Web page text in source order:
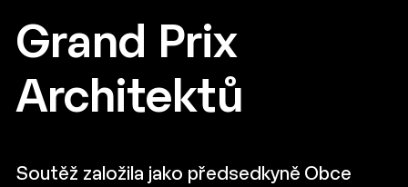
Grand Prix
Architektů
Soutěž založila jako předsedkyně Obce